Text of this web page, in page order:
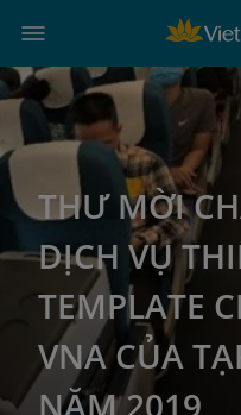
THƯ MỜI
DỊCH VỤ
TEMPLATE
VNA CỦA
NĂM 2019